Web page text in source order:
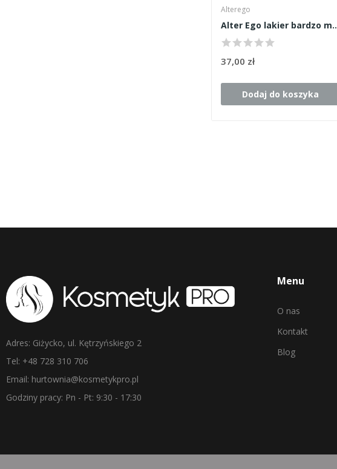
Alterego
Alter Ego
37,00 zł
Dodaj do koszyka
Adres: Giżycko, ul. Kętrzyńskiego 2
Tel: +48 728 310 706
Email: hurtownia@kosmetykpro.pl
Godziny pracy: Pn - Pt: 9:30 - 17:30
Menu
O nas
Kontakt
Blog